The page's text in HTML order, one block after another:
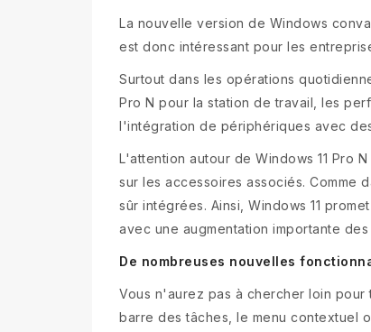
La nouvelle version de Windows
est donc intéressant pour les
Surtout dans les opérations
Pro N pour la station de travail, les
l'intégration de périphériques avec
L'attention autour de Windows 11 Pro
sur les accessoires associés. Comme
sûr intégrées. Ainsi, Windows 11
avec une augmentation importante
De nombreuses nouvelles
Vous n'aurez pas à chercher loin pour
barre des tâches, le menu contextuel